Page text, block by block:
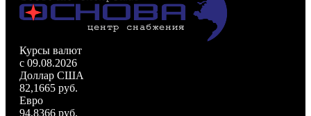
Курсы валют
c 09.08.2026
Доллар США
82,1665 руб.
Евро
94,8366 руб.